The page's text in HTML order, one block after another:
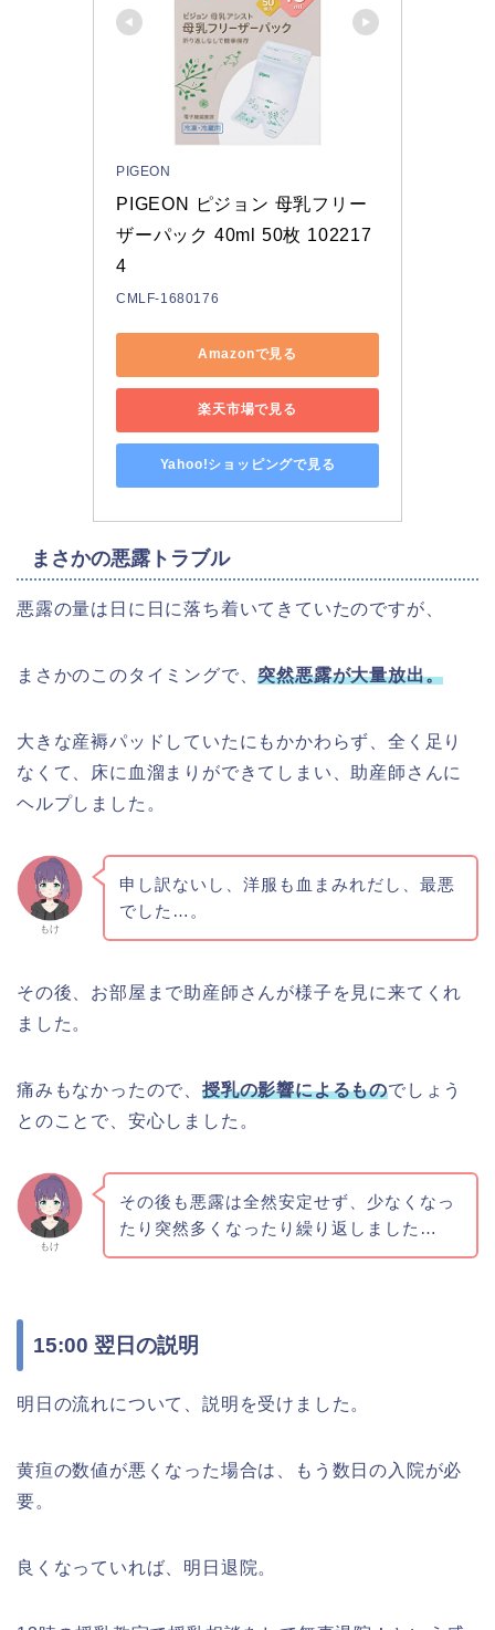
PIGEON
PIGEON ピジョン 母乳フリー
ザーパック 40ml 50枚 102217
4
CMLF-1680176
Amazonで見る
楽天市場で見る
Yahoo!ショッピングで見る
まさかの悪露トラブル
悪露の量は日に日に落ち着いてきていたのですが、
まさかのこのタイミングで、突然悪露が大量放出。
大きな産褥パッドしていたにもかかわらず、全く足り
なくて、床に血溜まりができてしまい、助産師さんに
ヘルプしました。
もけ
申し訳ないし、洋服も血まみれだし、最悪
でした…。
その後、お部屋まで助産師さんが様子を見に来てくれ
ました。
痛みもなかったので、 授乳の影響によるものでしょう
とのことで、安心しました。
もけ
その後も悪露は全然安定せず、少なくなっ
たり突然多くなったり繰り返しました…
15:00 翌日の説明
明日の流れについて、説明を受けました。
黄疸の数値が悪くなった場合は、もう数日の入院が必
要。
良くなっていれば、明日退院。